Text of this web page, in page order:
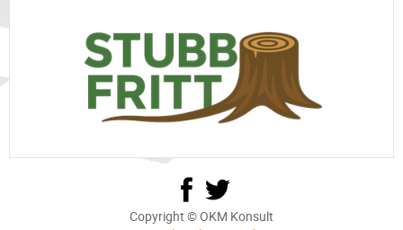
Copyright © OKM Konsult